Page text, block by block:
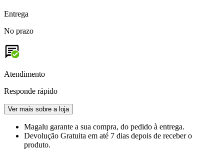
Entrega
No prazo
Atendimento
Responde rápido
Ver mais sobre a loja
Magalu garante a sua compra, do pedido à entrega.
Devolução Gratuita em até 7 dias depois de receber o
produto.